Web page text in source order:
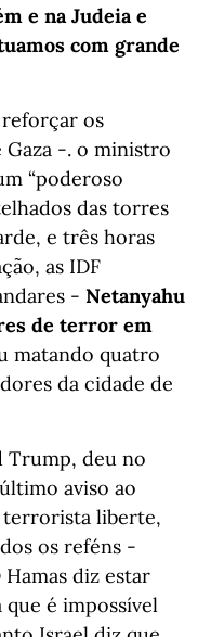
e na Judeia e
com grande
os
Gaza -. o ministro
“poderoso
das torres
e três horas
as IDF
- Netanyahu
de terror em
matando quatro
da cidade de
Trump, deu no
aviso ao
terrorista liberte,
os reféns -
Hamas diz estar
que é impossível